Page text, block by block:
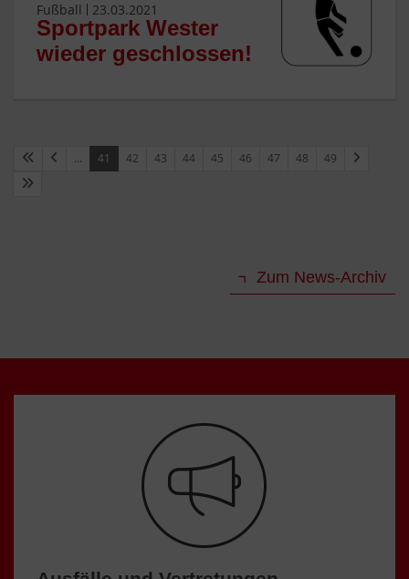
Fußball 23.03.2021
Sportpark Wester
wieder geschlossen!
… 41 42 43 44 45 46 47 48 49
Zum News-Archiv